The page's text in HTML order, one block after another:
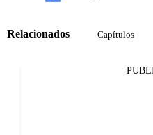
Relacionados Capítulos